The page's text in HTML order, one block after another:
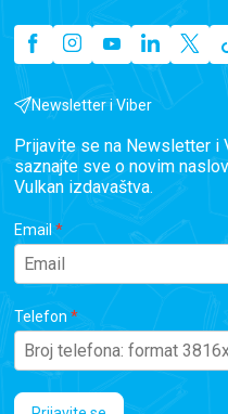
Newsletter i Viber
Prijavite se na Newsletter i
saznajte sve o novim
Vulkan izdavaštva.
Email
Telefon